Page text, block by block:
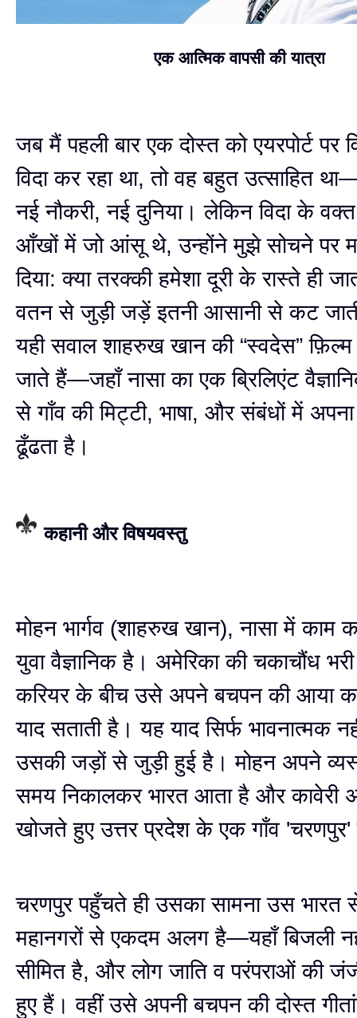
एक आत्मिक वापसी की यात्रा
जब मैं पहली बार एक दोस्त को एयरपोर्ट पर
विदा कर रहा था, तो वह बहुत उत्साहित
नई नौकरी, नई दुनिया। लेकिन विदा के
आँखों में जो आंसू थे, उन्होंने मुझे सोचने पर
दिया: क्या तरक्की हमेशा दूरी के रास्ते ही
वतन से जुड़ी जड़ें इतनी आसानी से कट
यही सवाल शाहरुख खान की “स्वदेस”
जाते हैं—जहाँ नासा का एक ब्रिलिएंट
से गाँव की मिट्टी, भाषा, और संबंधों में
ढूँढता है।
कहानी और विषयवस्तु
मोहन भार्गव (शाहरुख खान), नासा में काम
युवा वैज्ञानिक है। अमेरिका की चकाचौंध
करियर के बीच उसे अपने बचपन की आया
याद सताती है। यह याद सिर्फ भावनात्मक
उसकी जड़ों से जुड़ी हुई है। मोहन अपने
समय निकालकर भारत आता है और कावेरी
खोजते हुए उत्तर प्रदेश के एक गाँव 'चरणपुर'
चरणपुर पहुँचते ही उसका सामना उस भारत
महानगरों से एकदम अलग है—यहाँ बिजली
सीमित है, और लोग जाति व परंपराओं की
हुए हैं। वहीं उसे अपनी बचपन की दोस्त